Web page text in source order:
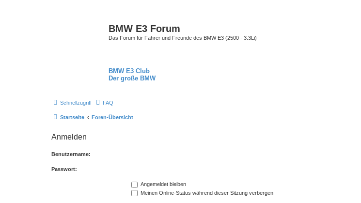
BMW E3 Forum
Das Forum für Fahrer und Freunde des BMW E3 (2500 - 3.3Li)
BMW E3 Club
Der große BMW
Schnellzugriff FAQ
Startseite Foren-Übersicht
Anmelden
Benutzername:
Passwort:
Angemeldet bleiben
Meinen Online-Status während dieser Sitzung verbergen